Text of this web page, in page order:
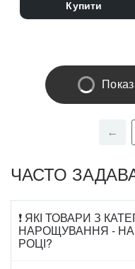
ЧАСТО
❗ ЯКІ ТОВАРИ З
НАРОЩУВАННЯ -
РОЦІ?
Купити